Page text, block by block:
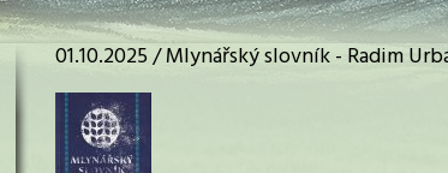
01.10.2025 / Mlynářský slovník - Radim